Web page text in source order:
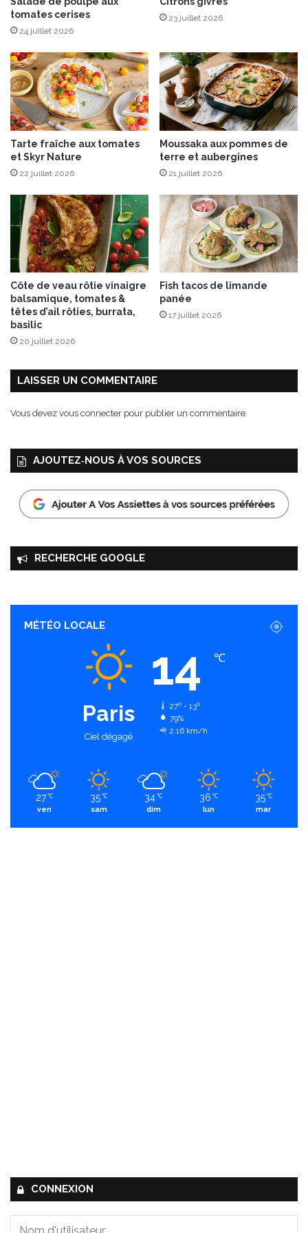
p
o
r
u
n
c
a
f
é
p
l
l
o
!
-
M
u
r
e
-
d
e
-
T
o
e
A
O
P
tomates cerises
24 juillet 2026
23 juillet 2026
Tarte fraîche aux tomates
et Skyr Nature
22 juillet 2026
Moussaka aux pommes de
terre et aubergines
21 juillet 2026
Côte de veau rôtie vinaigre
balsamique, tomates &
têtes d’ail rôties, burrata,
basilic
20 juillet 2026
Fish tacos de limande
panée
17 juillet 2026
LAISSER UN COMMENTAIRE
Vous devez vous connecter pour publier un commentaire.
AJOUTEZ‑NOUS À VOS SOURCES
RECHERCHE GOOGLE
MÉTÉO LOCALE
Paris
Ciel dégagé
14 ℃
27º - 13º
79%
2.16 km/h
27 ℃
ven
35 ℃
sam
34 ℃
dim
36 ℃
lun
35 ℃
mar
CONNEXION